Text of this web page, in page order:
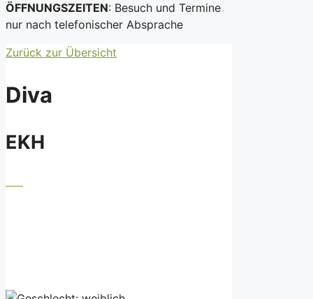
ÖFFNUNGSZEITEN: Besuch und Termine
nur nach telefonischer Absprache
Zurück zur Übersicht
Diva
EKH